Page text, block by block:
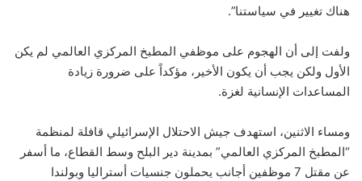
هناك تغيير في سياستنا”.
ولفت إلى أن الهجوم على موظفي المطبخ المركزي العالمي لم يكن
الأول ولكن يجب أن يكون الأخير، مؤكداً على ضرورة زيادة
المساعدات الإنسانية لغزة.
ومساء الاثنين، استهدف جيش الاحتلال الإسرائيلي قافلة لمنظمة
“المطبخ المركزي العالمي” بمدينة دير البلح وسط القطاع، ما أسفر
عن مقتل 7 موظفين أجانب يحملون جنسيات أستراليا وبولندا